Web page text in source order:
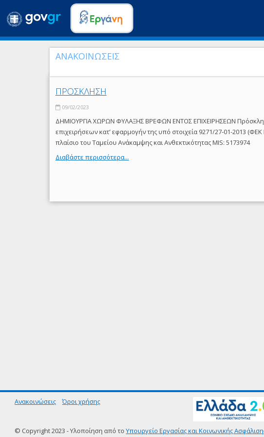
ΑΝΑΚΟΙΝΩΣΕΙΣ
ΠΡΟΣΚΛΗΣΗ
09/02/2023
ΔΗΜΙΟΥΡΓΙΑ ΧΩΡΩΝ ΦΥΛΑΞΗΣ ΒΡΕΦΩΝ ΕΝΤΟΣ ΕΠΙΧΕΙΡΗΣΕΩΝ
επιχειρήσεων κατ’ εφαρμογήν της υπό στοιχεία 9271/27-01-2013
πλαίσιο του Ταμείου Ανάκαμψης και Ανθεκτικότητας MIS: 5173974
Διαβάστε περισσότερα...
Ανακοινώσεις Όροι χρήσης
© Copyright 2023 - Υλοποίηση από το Υπουργείο Εργασίας και Κοινωνικής